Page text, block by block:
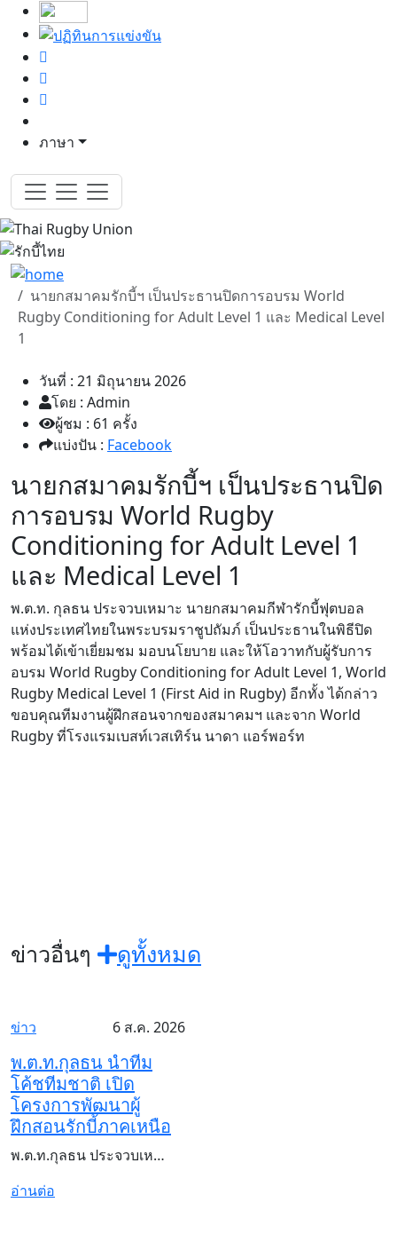
ภาษา
นายกสมาคมรักบี้ฯ เป็นประธานปิดการอบรม World
Rugby Conditioning for Adult Level 1 และ Medical Level
1
วันที่ : 21 มิถุนายน 2026
โดย : Admin
ผู้ชม : 61 ครั้ง
แบ่งปัน : Facebook
นายกสมาคมรักบี้ฯ เป็นประธานปิด
การอบรม World Rugby
Conditioning for Adult Level 1
และ Medical Level 1
พ.ต.ท. กุลธน ประจวบเหมาะ นายกสมาคมกีฬารักบี้ฟุตบอล
แห่งประเทศไทยในพระบรมราชูปถัมภ์ เป็นประธานในพิธีปิด
พร้อมได้เข้าเยี่ยมชม มอบนโยบาย และให้โอวาทกับผู้รับการ
อบรม World Rugby Conditioning for Adult Level 1, World
Rugby Medical Level 1 (First Aid in Rugby) อีกทั้ง ได้กล่าว
ขอบคุณทีมงานผู้ฝึกสอนจากของสมาคมฯ และจาก World
Rugby ที่โรงแรมเบสท์เวสเทิร์น นาดา แอร์พอร์ท
ข่าวอื่นๆ ดูทั้งหมด
ข่าว 6 ส.ค. 2026
พ.ต.ท.กุลธน นำทีม
โค้ชทีมชาติ เปิด
โครงการพัฒนาผู้
ฝึกสอนรักบี้ภาคเหนือ
พ.ต.ท.กุลธน ประจวบเห…
อ่านต่อ